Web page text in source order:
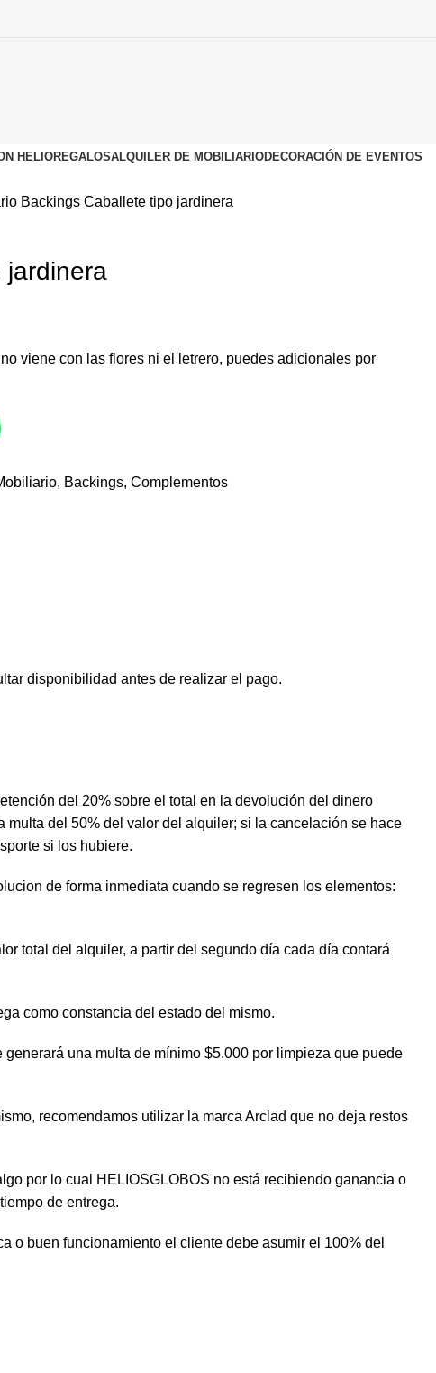
HELIOREGALOSALQUILER DE MOBILIARIODECORACIÓN DE EVENTOS
Backings Caballete tipo jardinera
jardinera
viene con las flores ni el letrero, puedes adicionales por
, Backings, Complementos
disponibilidad antes de realizar el pago.
del 20% sobre el total en la devolución del dinero
del 50% del valor del alquiler; si la cancelación se hace
si los hubiere.
de forma inmediata cuando se regresen los elementos:
total del alquiler, a partir del segundo día cada día contará
como constancia del estado del mismo.
una multa de mínimo $5.000 por limpieza que puede
recomendamos utilizar la marca Arclad que no deja restos
por lo cual HELIOSGLOBOS no está recibiendo ganancia o
de entrega.
o buen funcionamiento el cliente debe asumir el 100% del